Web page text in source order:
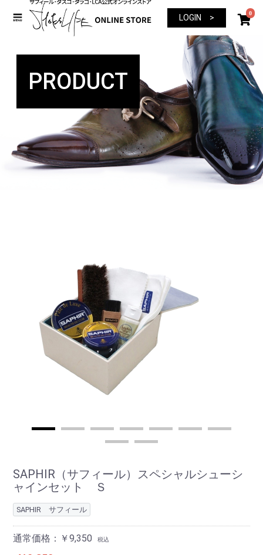
LOGIN > 0
PRODUCT
SAPHIR（サフィール）スペシャルシューシ
ャインセット Ｓ
SAPHIR サフィール
通常価格：￥9,350 税込